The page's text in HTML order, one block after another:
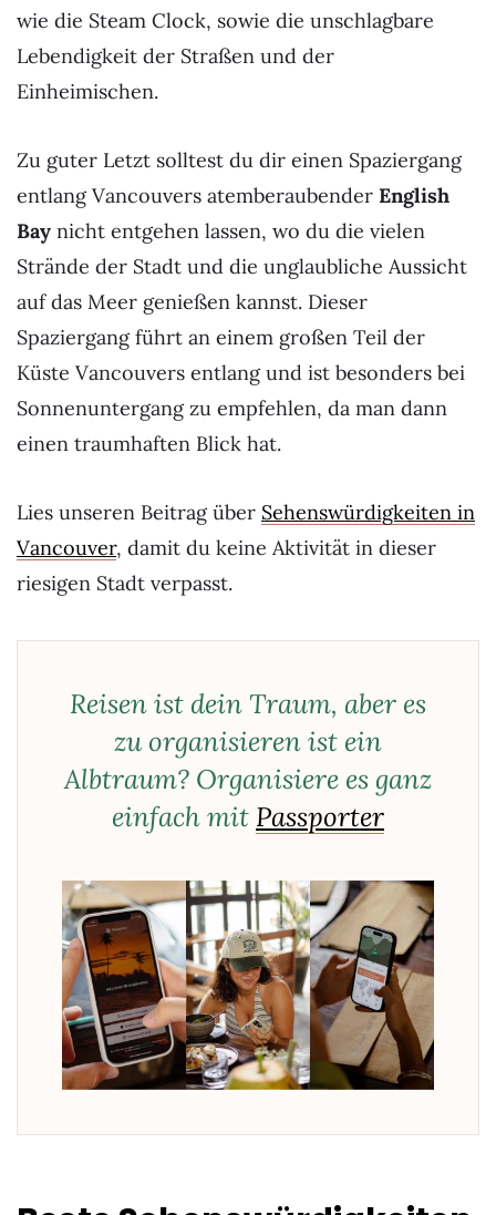
wie die Steam Clock, sowie die unschlagbare
Lebendigkeit der Straßen und der
Einheimischen.
Zu guter Letzt solltest du dir einen Spaziergang
entlang Vancouvers atemberaubender English
Bay nicht entgehen lassen, wo du die vielen
Strände der Stadt und die unglaubliche Aussicht
auf das Meer genießen kannst. Dieser
Spaziergang führt an einem großen Teil der
Küste Vancouvers entlang und ist besonders bei
Sonnenuntergang zu empfehlen, da man dann
einen traumhaften Blick hat.
Lies unseren Beitrag über Sehenswürdigkeiten in
Vancouver, damit du keine Aktivität in dieser
riesigen Stadt verpasst.
Reisen ist dein Traum, aber es
zu organisieren ist ein
Albtraum? Organisiere es ganz
einfach mit Passporter